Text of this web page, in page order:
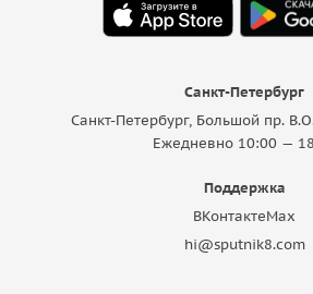
Санкт-Петербург
Санкт-Петербург, Большой пр.
Ежедневно 10:00 —
Поддержка
ВКонтактеMax
hi@sputnik8.com